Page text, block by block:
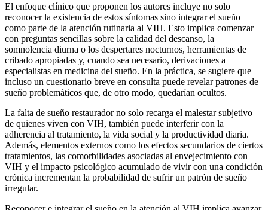
El enfoque clínico que proponen los autores incluye no solo
reconocer la existencia de estos síntomas sino integrar el sueño
como parte de la atención rutinaria al VIH. Esto implica comenzar
con preguntas sencillas sobre la calidad del descanso, la
somnolencia diurna o los despertares nocturnos, herramientas de
cribado apropiadas y, cuando sea necesario, derivaciones a
especialistas en medicina del sueño. En la práctica, se sugiere que
incluso un cuestionario breve en consulta puede revelar patrones de
sueño problemáticos que, de otro modo, quedarían ocultos.
La falta de sueño restaurador no solo recarga el malestar subjetivo
de quienes viven con VIH, también puede interferir con la
adherencia al tratamiento, la vida social y la productividad diaria.
Además, elementos externos como los efectos secundarios de ciertos
tratamientos, las comorbilidades asociadas al envejecimiento con
VIH y el impacto psicológico acumulado de vivir con una condición
crónica incrementan la probabilidad de sufrir un patrón de sueño
irregular.